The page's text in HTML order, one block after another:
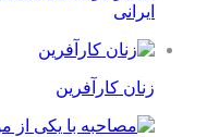
ایرانی
زنان کارآفرین